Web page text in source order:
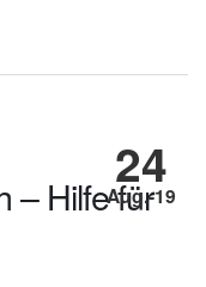
24
Aug.-19
– Hilfe für